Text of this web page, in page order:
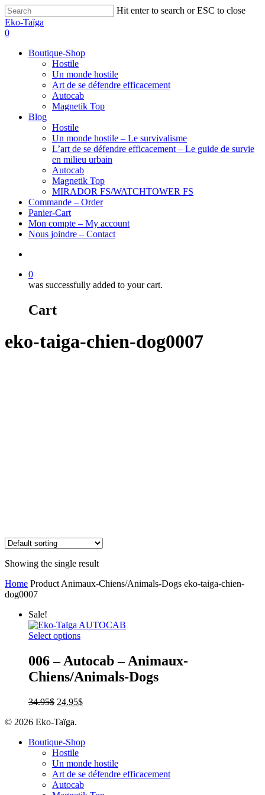
Hit enter to search or ESC to close
Eko-Taïga
0
Boutique-Shop
Hostile
Un monde hostile
Art de se défendre efficacement
Autocab
Magnetik Top
Blog
Hostile
Un monde hostile – Le survivalisme
L’art de se défendre efficacement – Le guide de survie
en milieu urbain
Autocab
Magnetik Top
MIRADOR FS/WATCHTOWER FS
Commande – Order
Panier-Cart
Mon compte – My account
Nous joindre – Contact
0
was successfully added to your cart.
Cart
eko-taiga-chien-dog0007
Showing the single result
Home Product Animaux-Chiens/Animals-Dogs eko-taiga-chien-
dog0007
Sale!
Select options
006 – Autocab – Animaux-
Chiens/Animals-Dogs
34.95$ 24.95$
© 2026 Eko-Taïga.
Boutique-Shop
Hostile
Un monde hostile
Art de se défendre efficacement
Autocab